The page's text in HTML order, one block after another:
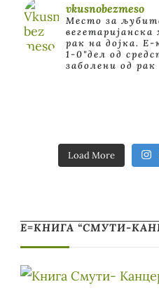
vkusnobezmeso
Место за
рак на дојка. E-
1-0"дел од
заболени од рак
Load More
Е=КНИГА “СМУТИ-